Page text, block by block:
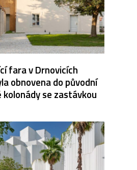
fara v Drnovicích
obnovena do původní
se zastávkou